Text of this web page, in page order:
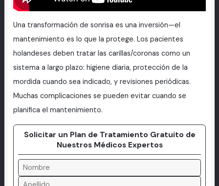
Una transformación de sonrisa es una inversión—el
mantenimiento es lo que la protege. Los pacientes
holandeses deben tratar las carillas/coronas como un
sistema a largo plazo: higiene diaria, protección de la
mordida cuando sea indicado, y revisiones periódicas.
Muchas complicaciones se pueden evitar cuando se
planifica el mantenimiento.
Solicitar un Plan de Tratamiento Gratuito de
Nuestros Médicos Expertos